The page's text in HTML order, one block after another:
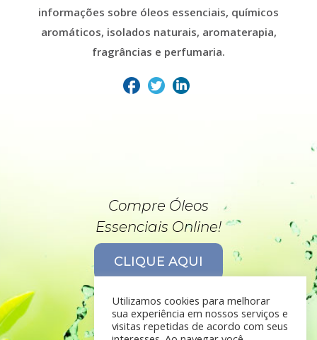
informações sobre óleos essenciais, químicos
aromáticos, isolados naturais, aromaterapia,
fragrâncias e perfumaria.
Compre Óleos
Essenciais Online!
CLIQUE AQUI
Utilizamos cookies para melhorar
sua experiência em nossos serviços e
visitas repetidas de acordo com seus